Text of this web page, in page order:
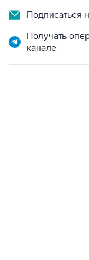
Подписаться
Получать
канале